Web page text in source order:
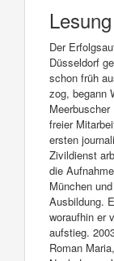
Lesung
Der
Düsseldorf
schon früh
zog, begann
freier
ersten
Zivildienst
die
München
Ausbildung.
woraufhin er
aufstieg.
Roman